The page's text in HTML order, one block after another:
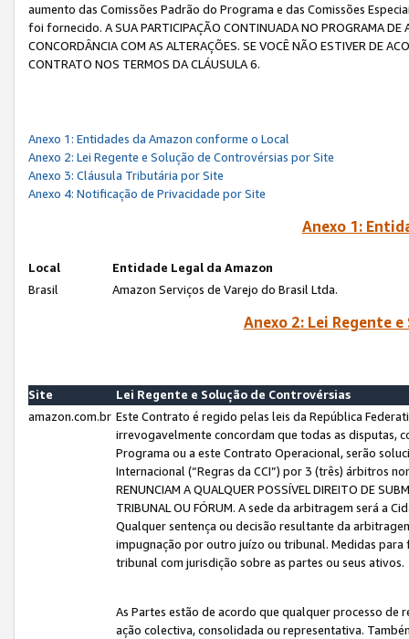
aumento das Comissões Padrão do Programa e das Comissões
foi fornecido. A SUA PARTICIPAÇÃO CONTINUADA NO PROGRAMA DE
CONCORDÂNCIA COM AS ALTERAÇÕES. SE VOCÊ NÃO ESTIVER DE
CONTRATO NOS TERMOS DA CLÁUSULA 6.
Anexo 1: Entidades da Amazon conforme o Local
Anexo 2: Lei Regente e Solução de Controvérsias por Site
Anexo 3: Cláusula Tributária por Site
Anexo 4: Notificação de Privacidade por Site
Anexo 1:
Local
Entidade Legal da Amazon
Brasil
Amazon Serviços de Varejo do Brasil Ltda.
Anexo 2: Lei Regente
Site
Lei Regente e Solução de Controvérsias
amazon.com.br Este Contrato é regido pelas leis da República
irrevogavelmente concordam que todas as disputas,
Programa ou a este Contrato Operacional, serão
Internacional (“Regras da CCI”) por 3 (três) árbitros
RENUNCIAM A QUALQUER POSSÍVEL DIREITO DE
TRIBUNAL OU FÓRUM. A sede da arbitragem será a
Qualquer sentença ou decisão resultante da
impugnação por outro juízo ou tribunal. Medidas
tribunal com jurisdição sobre as partes ou seus ativos.
As Partes estão de acordo que qualquer processo
ação colectiva, consolidada ou representativa.